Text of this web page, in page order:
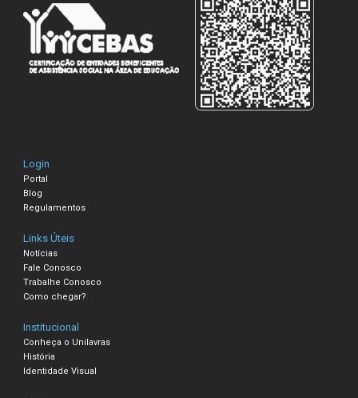
Login
Portal
Blog
Regulamentos
Links Úteis
Notícias
Fale Conosco
Trabalhe Conosco
Como chegar?
Institucional
Conheça o Unilavras
História
Identidade Visual